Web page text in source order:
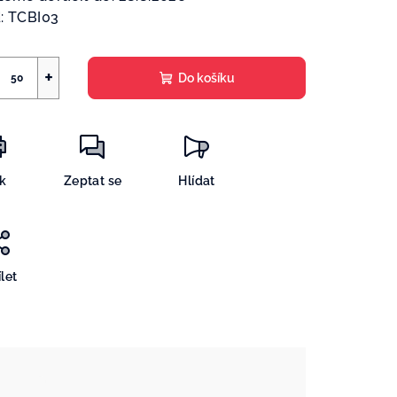
TCBI03
+ Do košíku
Zeptat se Hlídat